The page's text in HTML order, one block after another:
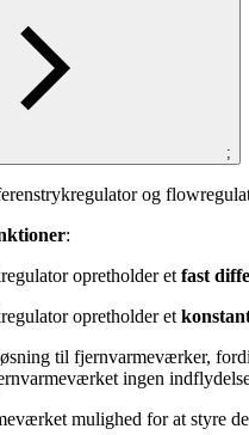
;
og
:
opretholder et fast
opretholder et
til fjernvarmeværker,
ingen
mulighed for at styre